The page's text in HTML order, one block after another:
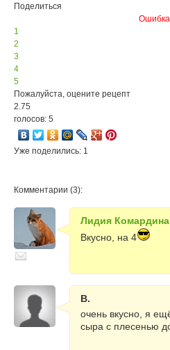
Поделиться
1
2
3
4
5
Пожалуйста, оцените рецепт
2.75
голосов: 5
Уже поделились: 1
Комментарии (3):
Лидия Комардина
Вкусно, на 4
В.
очень вкусно, я
сыра с плесенью